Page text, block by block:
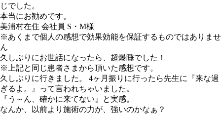
じでした。
本当にお勧めです。
美浦村在住 会社員 S・M様
※あくまで個人の感想で効果効能を保証するものではありませ
ん
久しぶりにお世話になったら、超爆睡でした！
※上記と同じ患者さまから頂いた感想です。
久しぶりに行きました。 4ヶ月振りに行ったら先生に『来な過
ぎるよ。』って言われちゃいました。
『う～ん、確かに来てない』と実感。
なんか、以前より施術の力が、強いのかなぁ？